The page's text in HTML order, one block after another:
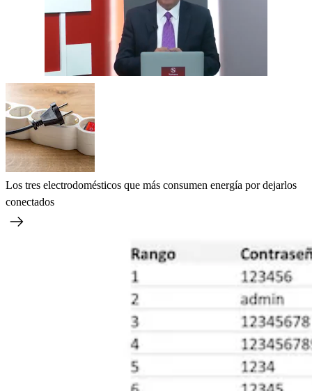
Los tres electrodomésticos que más consumen energía por dejarlos
conectados